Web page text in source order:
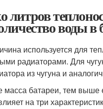
литров
воды в
используется для
радиаторами. Для
из чугуна и
батареи, тем выше
на три